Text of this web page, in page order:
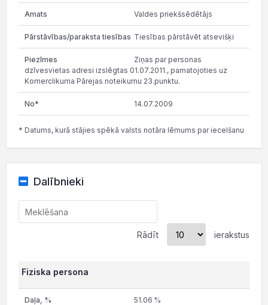
Valdes priekšsēdētājs
Tiesības pārstāvēt atsevišķi
Ziņas par personas
dzīvesvietas adresi izslēgtas 01.07.2011., pamatojoties uz
Komerclikuma Pārejas noteikumu 23.punktu.
14.07.2009
* Datums, kurā stājies spēkā valsts notāra lēmums par iecelšanu
Dalībnieki
Rādīt ierakstus
Fiziska persona
51.06 %